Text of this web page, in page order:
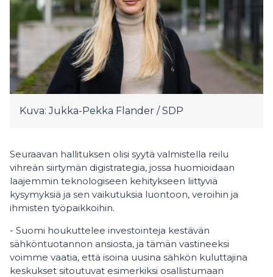
Kuva: Jukka-Pekka Flander / SDP
Seuraavan hallituksen olisi syytä valmistella reilu
vihreän siirtymän digistrategia, jossa huomioidaan
laajemmin teknologiseen kehitykseen liittyviä
kysymyksiä ja sen vaikutuksia luontoon, veroihin ja
ihmisten työpaikkoihin.
- Suomi houkuttelee investointeja kestävän
sähköntuotannon ansiosta, ja tämän vastineeksi
voimme vaatia, että isoina uusina sähkön kuluttajina
keskukset sitoutuvat esimerkiksi osallistumaan